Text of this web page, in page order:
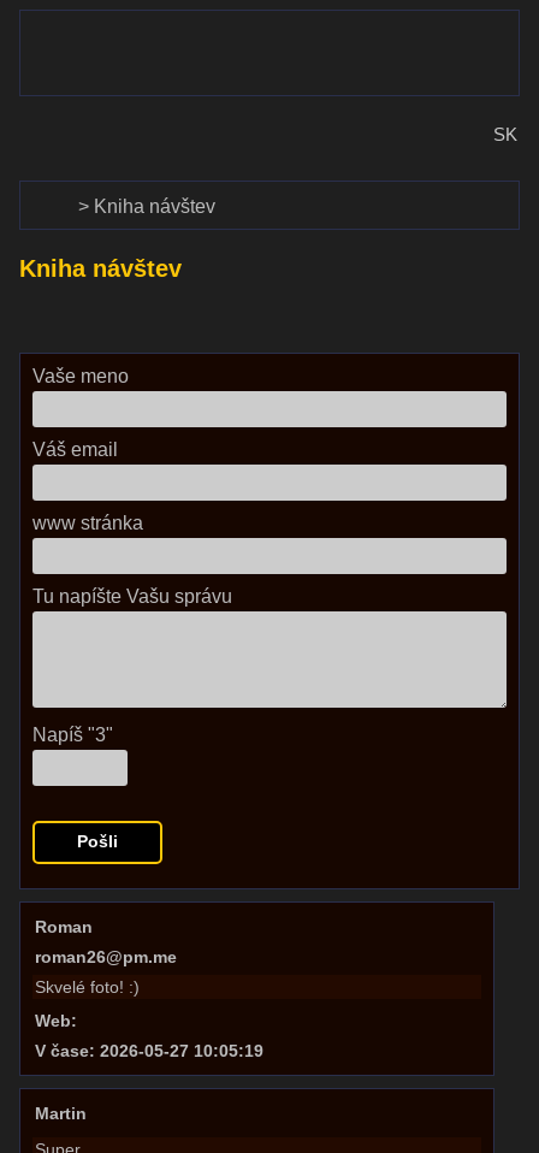
Kniha návštev
Vaše meno
Váš email
www stránka
Tu napíšte Vašu správu
Napíš "3"
Roman
roman26@pm.me
Skvelé foto! :)
Web:
V čase: 2026-05-27 10:05:19
Martin
Kniha návštev
SK